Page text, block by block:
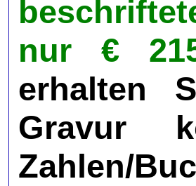
nur €
erhalten
Gravur
Zahlen/